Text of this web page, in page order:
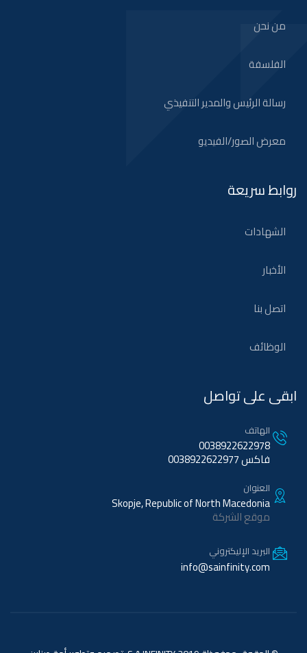
من نحن
الفلسفة
رسالة الرئيس والمدير التنفيذي
معرض الصور/الفيديو
روابط سريعة
الشهادات
الأخبار
اتصل بنا
الوظائف
ابقى على تواصل
الهاتف
0038922622978
فاكس 0038922622977
العنوان
Skopje, Republic of North Macedonia
موقع الشركة
البريد الإليكتروني
info@sainfinity.com